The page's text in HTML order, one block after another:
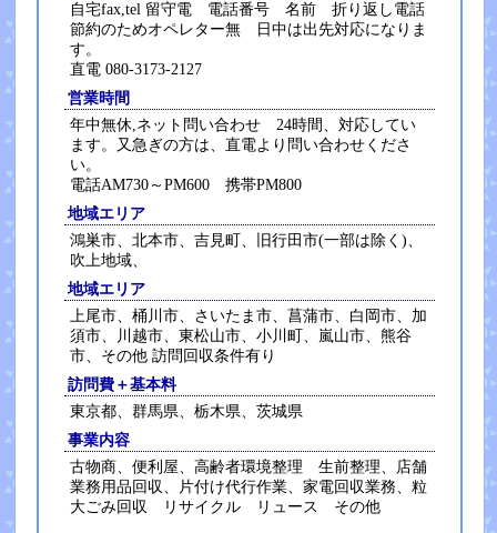
自宅fax,tel 留守電 電話番号 名前 折り返し電話
節約のためオペレター無 日中は出先対応になりま
す。
直電 080-3173-2127
営業時間
年中無休,ネット問い合わせ 24時間、対応してい
ます。又急ぎの方は、直電より問い合わせくださ
い。
電話AM730～PM600 携帯PM800
地域エリア
鴻巣市、北本市、吉見町、旧行田市(一部は除く)、
吹上地域、
地域エリア
上尾市、桶川市、さいたま市、菖蒲市、白岡市、加
須市、川越市、東松山市、小川町、嵐山市、熊谷
市、その他 訪問回収条件有り
訪問費＋基本料
東京都、群馬県、栃木県、茨城県
事業内容
古物商、便利屋、高齢者環境整理 生前整理、店舗
業務用品回収、片付け代行作業、家電回収業務、粒
大ごみ回収 リサイクル リュース その他